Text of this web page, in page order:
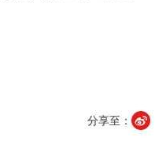
分享至：